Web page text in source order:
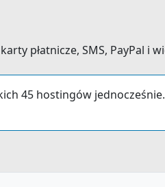
płatnicze, SMS, PayPal i
45 hostingów